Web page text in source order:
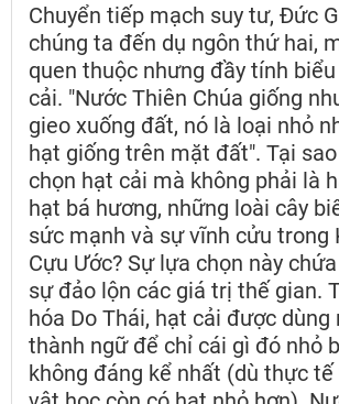
Chuyển tiếp mạch suy tư, Đức
chúng ta đến dụ ngôn thứ hai,
quen thuộc nhưng đầy tính
cải. "Nước Thiên Chúa giống
gieo xuống đất, nó là loại nhỏ
hạt giống trên mặt đất". Tại
chọn hạt cải mà không phải là
hạt bá hương, những loài cây
sức mạnh và sự vĩnh cửu trong
Cựu Ước? Sự lựa chọn này
sự đảo lộn các giá trị thế gian.
hóa Do Thái, hạt cải được dùng
thành ngữ để chỉ cái gì đó nhỏ
không đáng kể nhất (dù thực